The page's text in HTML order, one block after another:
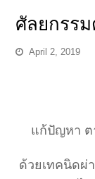
ศัลยกรร
April 2, 2019
แก้ปัญหา ต
ด้วยเทคนิดผ่